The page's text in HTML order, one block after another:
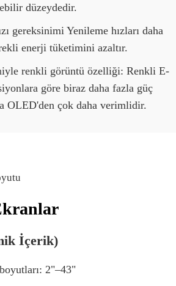
düzeydedir.
gereksinimi Yenileme hızları daha
enerji tüketimini azaltır.
renkli görüntü özelliği: Renkli E-
göre biraz daha fazla güç
OLED'den çok daha verimlidir.
İçerik)
2"–43"